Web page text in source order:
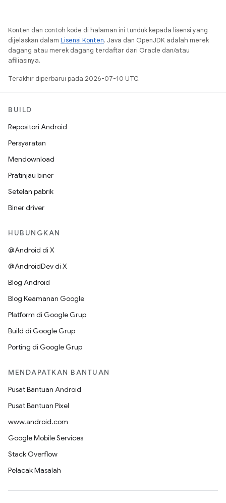
Konten dan contoh kode di halaman ini tunduk kepada lisensi yang
dijelaskan dalam Lisensi Konten. Java dan OpenJDK adalah merek
dagang atau merek dagang terdaftar dari Oracle dan/atau
afiliasinya.
Terakhir diperbarui pada 2026-07-10 UTC.
BUILD
Repositori Android
Persyaratan
Mendownload
Pratinjau biner
Setelan pabrik
Biner driver
HUBUNGKAN
@Android di X
@AndroidDev di X
Blog Android
Blog Keamanan Google
Platform di Google Grup
Build di Google Grup
Porting di Google Grup
MENDAPATKAN BANTUAN
Pusat Bantuan Android
Pusat Bantuan Pixel
www.android.com
Google Mobile Services
Stack Overflow
Pelacak Masalah